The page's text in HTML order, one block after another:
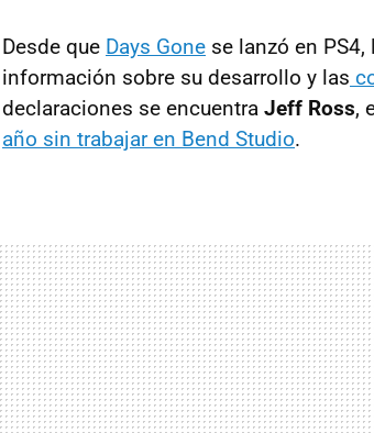
Desde que Days Gone se lanzó en
información sobre su desarrollo y las
declaraciones se encuentra Jeff Ross,
año sin trabajar en Bend Studio.